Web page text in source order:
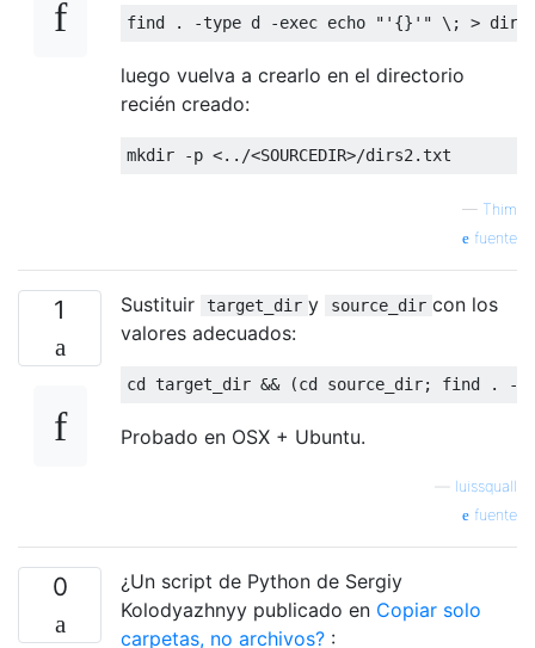
luego vuelva a crearlo en el directorio
recién creado:
— Thim
fuente
1 Sustituir target_dir y source_dir con los
valores adecuados:
Probado en OSX + Ubuntu.
luissquall
fuente
0
¿Un script de Python de Sergiy
Kolodyazhnyy publicado en Copiar solo
carpetas, no archivos? :